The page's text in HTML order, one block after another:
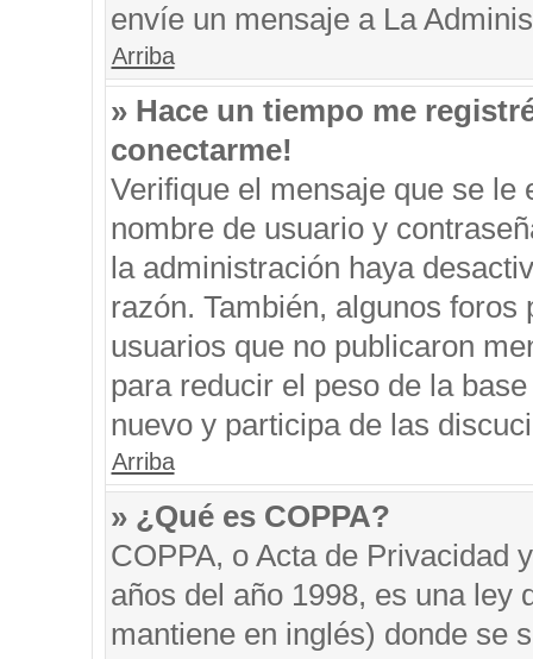
envíe un mensaje a La
Arriba
» Hace un tiempo me
conectarme!
Verifique el mensaje que se
nombre de usuario y
la administración haya
razón. También, algunos
usuarios que no publicaron
para reducir el peso de la
nuevo y participa de las
Arriba
» ¿Qué es COPPA?
COPPA, o Acta de Privacidad
años del año 1998, es una ley
mantiene en inglés) donde se